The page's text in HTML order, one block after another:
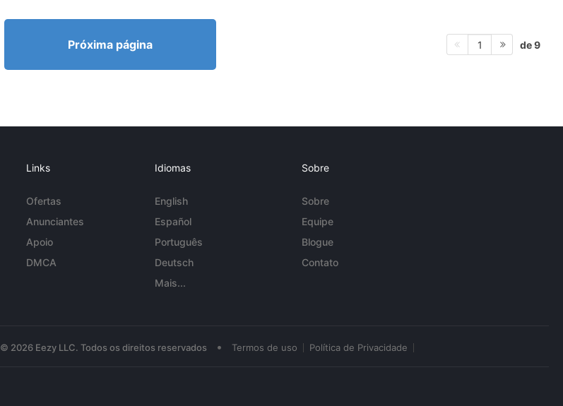
Próxima página 1 de 9
Links
Ofertas
Anunciantes
Apoio
DMCA
Idiomas
English
Español
Português
Deutsch
Mais...
Sobre
Sobre
Equipe
Blogue
Contato
© 2026 Eezy LLC. Todos os direitos reservados • Termos de uso Política de Privacidade